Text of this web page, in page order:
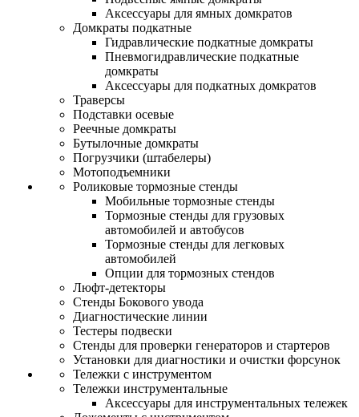
Аксессуары для ямных домкратов
Домкраты подкатные
Гидравлические подкатные домкраты
Пневмогидравлические подкатные
домкраты
Аксессуары для подкатных домкратов
Траверсы
Подставки осевые
Реечные домкраты
Бутылочные домкраты
Погрузчики (штабелеры)
Мотоподъемники
Роликовые тормозные стенды
Мобильные тормозные стенды
Тормозные стенды для грузовых
автомобилей и автобусов
Тормозные стенды для легковых
автомобилей
Опции для тормозных стендов
Люфт-детекторы
Стенды Бокового увода
Диагностические линии
Тестеры подвески
Стенды для проверки генераторов и стартеров
Установки для диагностики и очистки форсунок
Тележки с инструментом
Тележки инструментальные
Аксессуары для инструментальных тележек